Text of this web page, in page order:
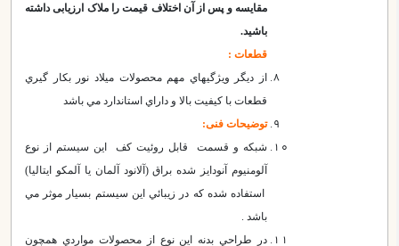
مقایسه و پس از آن اختلاف قیمت را ملاک ارزیابیداشته
باشید.
قطعات :
از ديگر ويژگيهاي مهم محصولات ميلاد نور بكار گيري
قطعات با كيفيت بالا و داراي استاندارد مي باشد
توضیحات فنی:
شبكه و قسمت قابل روئیت كف اين سيستم از نوع
آلومنيوم آنودايز شده براق (آلانود آلمان یا آلمکو ایتالیا)
استفاده شده كه در زيبائي اين سيستم بسيار موثر مي
باشد .
در طراحي بدنه اين نوع از محصولات مواردي همچون